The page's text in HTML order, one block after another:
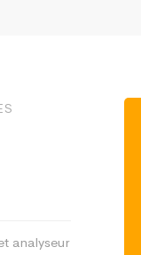
analyseur